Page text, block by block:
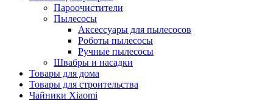
Пароочистители
Пылесосы
Аксессуары для пылесосов
Роботы пылесосы
Ручные пылесосы
Швабры и насадки
Товары для дома
Товары для строительства
Чайники Xiaomi